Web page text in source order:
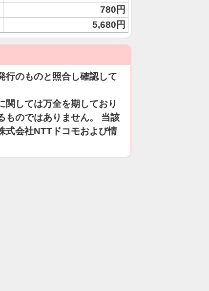
780円
5,680円
行のものと照合し確認して
関しては万全を期しており
ものではありません。 当該
式会社NTTドコモおよび情